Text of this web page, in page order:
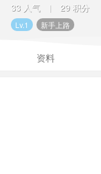
33 人气 | 29 积分
Lv.1 新手上路
资料